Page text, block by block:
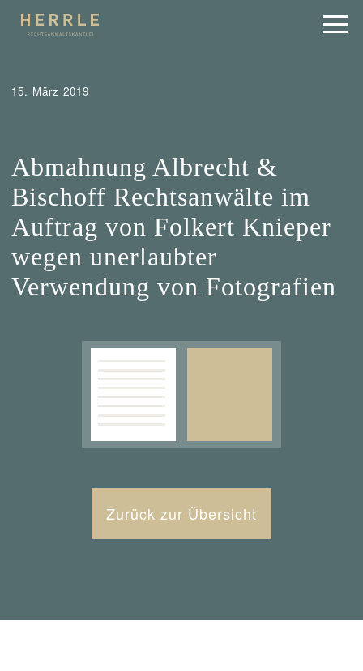
15. März 2019
Abmahnung Albrecht &
Bischoff Rechtsanwälte im
Auftrag von Folkert Knieper
wegen unerlaubter
Verwendung von Fotografien
Zurück zur Übersicht